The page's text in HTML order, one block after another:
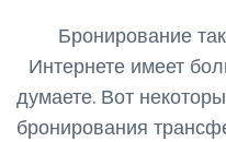
Бронирование
Интернете имеет
думаете. Вот
бронирования